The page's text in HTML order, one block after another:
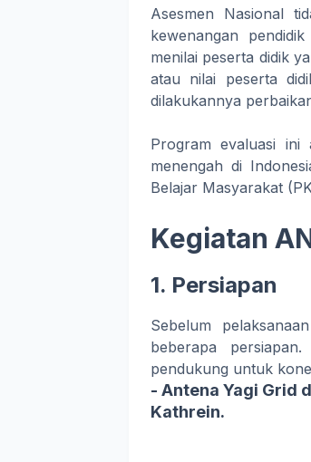
Asesmen Nasional
kewenangan
menilai peserta didik
atau nilai peserta
dilakukannya
Program evaluasi ini
menengah di
Belajar Masyarakat
Kegiatan
1. Persiapan
Sebelum
beberapa
pendukung untuk
- Antena Yagi Grid
Kathrein.